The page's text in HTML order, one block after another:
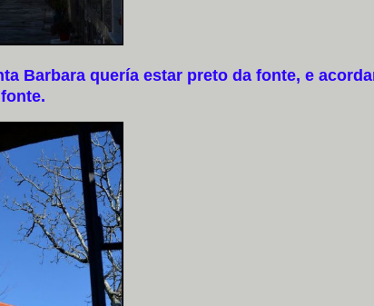
Barbara quería estar preto da fonte, e